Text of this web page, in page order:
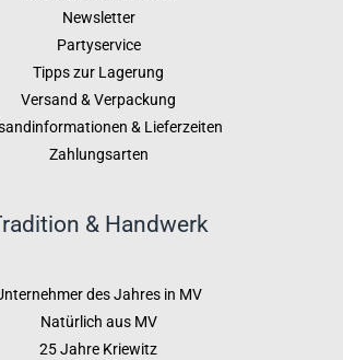
Newsletter
Partyservice
Tipps zur Lagerung
Versand & Verpackung
& Lieferzeiten
Zahlungsarten
& Handwerk
des Jahres in MV
Natürlich aus MV
25 Jahre Kriewitz